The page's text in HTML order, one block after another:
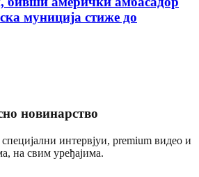
муниција стиже до
новинарство
интервјуи, premium видео и
на свим уређајима.